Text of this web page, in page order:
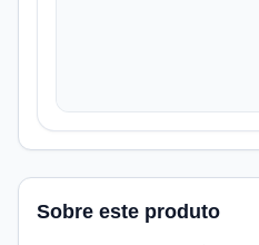
Sobre este produto